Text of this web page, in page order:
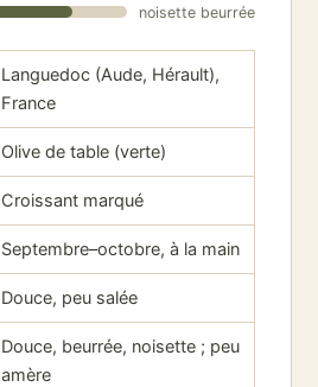
noisette beurrée
Languedoc (Aude, Hérault),
France
Olive de table (verte)
Croissant marqué
Septembre–octobre, à la main
Douce, peu salée
Douce, beurrée, noisette ; peu
amère